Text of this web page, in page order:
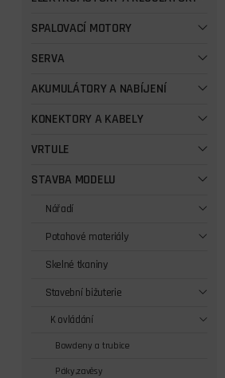
SPALOVACÍ MOTORY
SERVA
AKUMULÁTORY A NABÍJENÍ
KONEKTORY A KABELY
VRTULE
STAVBA MODELU
Nářadí
Potahové materiály
Skelné tkaniny
Stavební bižuterie
K ovládání
Bowdeny a trubice
Páky,zavěsy